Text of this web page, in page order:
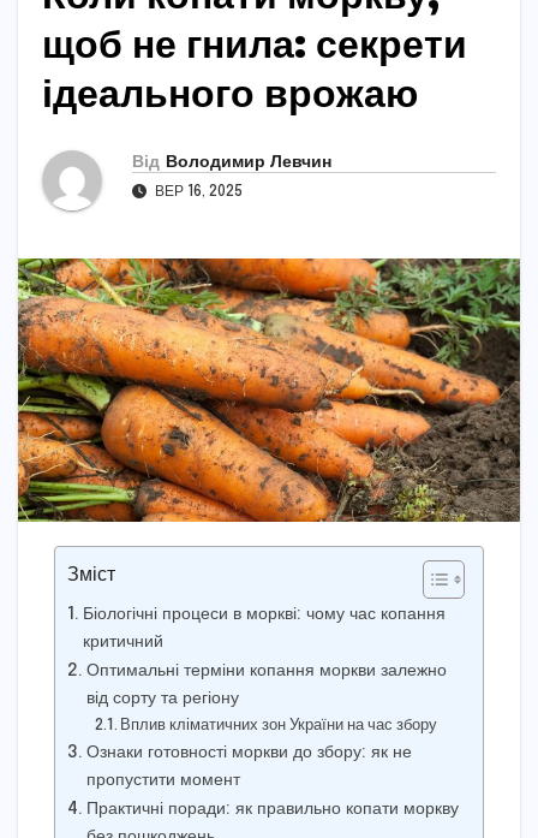
щоб не гнила: секрети
ідеального врожаю
Від Володимир Левчин
ВЕР 16, 2025
Зміст
Біологічні процеси в моркві: чому час копання
критичний
Оптимальні терміни копання моркви залежно
від сорту та регіону
Вплив кліматичних зон України на час збору
Ознаки готовності моркви до збору: як не
пропустити момент
Практичні поради: як правильно копати моркву